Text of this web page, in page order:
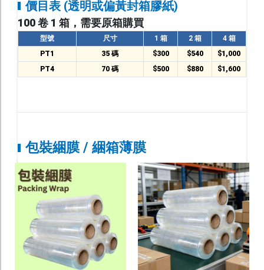
幫助中心
聯絡我們
價目表 (透明或偏黃封箱膠紙)
100 卷 1 箱，需要原箱購買
型號 尺寸 1 箱 2 箱
4 箱
PT1
35 碼 $300 $540
$1,000
PT4
70 碼 $500 $880 $1,600
包裝綑膜 / 綑箱薄膜